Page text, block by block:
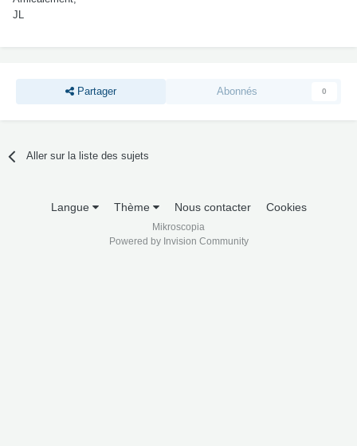
JL
Partager Abonnés 0
Aller sur la liste des sujets
Langue Thème Nous contacter Cookies
Mikroscopia
Powered by Invision Community